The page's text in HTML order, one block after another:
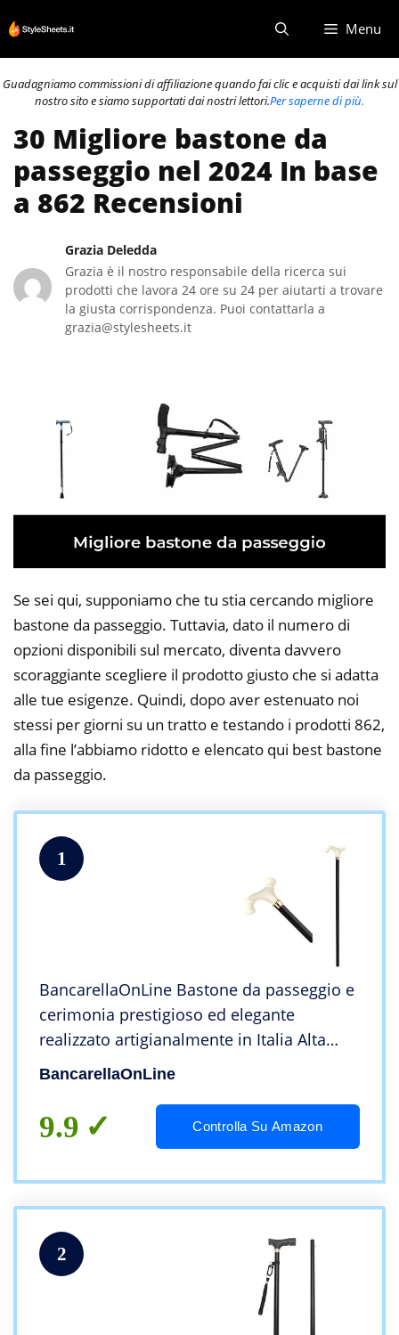
al
contenuto
Menu
Guadagniamo commissioni di affiliazione quando fai clic e acquisti dai link sul
nostro sito e siamo supportati dai nostri lettori.Per saperne di più.
30 Migliore bastone da
passeggio nel 2024 In base
a 862 Recensioni
Grazia Deledda
Grazia è il nostro responsabile della ricerca sui
prodotti che lavora 24 ore su 24 per aiutarti a trovare
la giusta corrispondenza. Puoi contattarla a
grazia@stylesheets.it
Se sei qui, supponiamo che tu stia cercando migliore
bastone da passeggio. Tuttavia, dato il numero di
opzioni disponibili sul mercato, diventa davvero
scoraggiante scegliere il prodotto giusto che si adatta
alle tue esigenze. Quindi, dopo aver estenuato noi
stessi per giorni su un tratto e testando i prodotti 862,
alla fine l’abbiamo ridotto e elencato qui best bastone
da passeggio.
1
BancarellaOnLine Bastone da passeggio e
cerimonia prestigioso ed elegante
realizzato artigianalmente in Italia Alta
qualità stampella con impugnatura bianca
BancarellaOnLine
9.9 Controlla Su Amazon
2